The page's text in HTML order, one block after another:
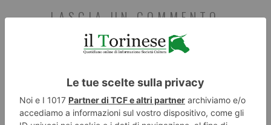
LASCIA UN COMMENTO